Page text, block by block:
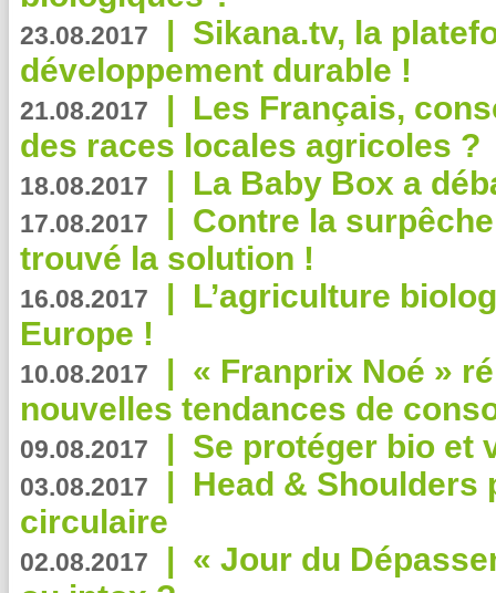
23.08.2017 | Sikana.tv, la
développement durable !
21.08.2017 | Les Français,
des races locales agricoles ?
18.08.2017 | La Baby Box a
17.08.2017 | Contre la
trouvé la solution !
16.08.2017 | L’agriculture
Europe !
10.08.2017 | « Franprix Noé »
nouvelles tendances de
09.08.2017 | Se protéger bio et
03.08.2017 | Head & Shoulders
circulaire
02.08.2017 | « Jour du